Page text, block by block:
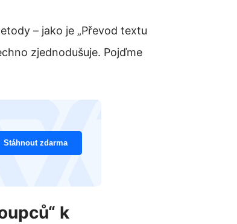
– jako je „Převod textu
zjednodušuje. Pojďme
Stáhnout zdarma
k